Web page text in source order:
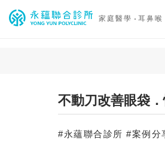
家庭醫學 耳鼻喉
不動刀改善眼袋
#永蘊聯合診所 #案例分